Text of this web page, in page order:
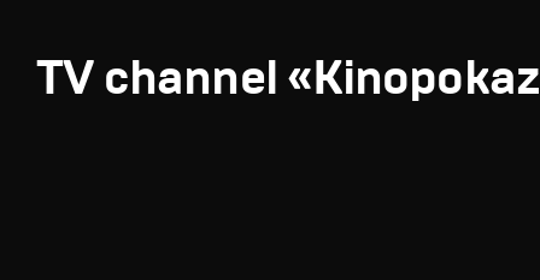
TV channel